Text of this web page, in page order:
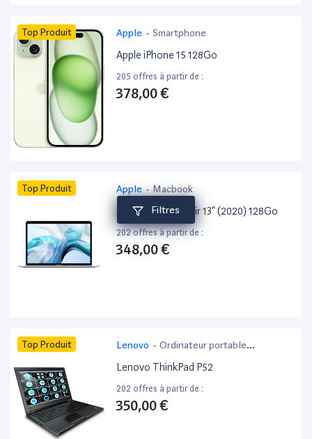
Filtres
Top Produit Apple - Smartphone
Apple iPhone 15 128Go
205 offres à partir de :
378,00 €
Top Produit Apple- Macbook
Apple MacBook Air 13” (2020) 128Go
202 offres à partir de :
348,00 €
Top Produit Lenovo - Ordinateur portable
bureautique
Lenovo ThinkPad P52
202 offres à partir de :
350,00 €